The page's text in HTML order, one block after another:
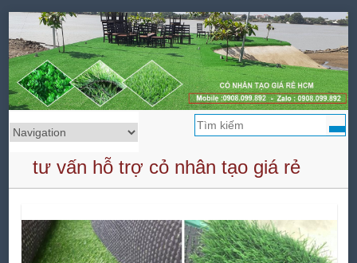
Tìm
tư vấn hỗ trợ cỏ nhân tạo giá rẻ